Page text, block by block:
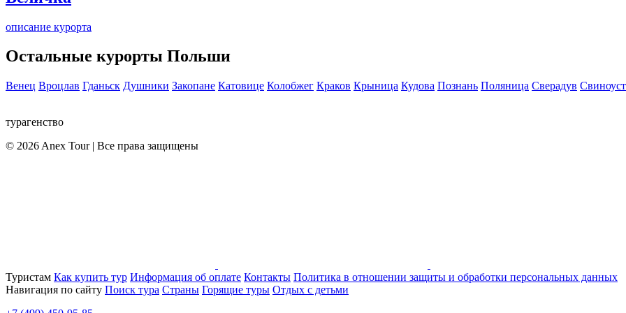
описание курорта
Остальные курорты Польши
Венец Вроцлав Гданьск Душники Закопане Катовице Колобжег Краков Крыница Кудова Познань Поляница Сверадув
турагенство
© 2026 Anex Tour | Все права защищены
Туристам Как купить тур Информация об оплате Контакты Политика в отношении защиты и обработки персональных данных
Навигация по сайту Поиск тура Страны Горящие туры Отдых с детьми